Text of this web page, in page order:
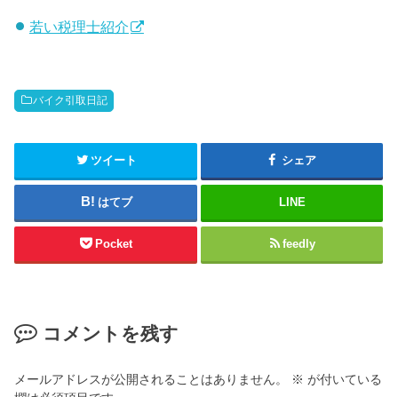
若い税理士紹介
バイク引取日記
ツイート シェア
はてブ LINE
Pocket feedly
コメントを残す
メールアドレスが公開されることはありません。 ※ が付いている